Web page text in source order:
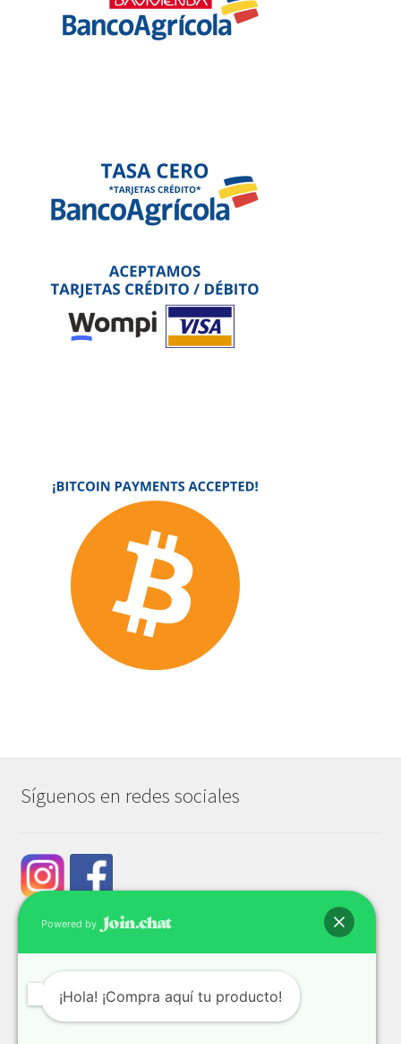
Síguenos en redes sociales
© Tech & Go 2026
Privacidad y seguridad
Construido con WooCommerce
Powered by
¡Hola! ¡Compra aquí tu producto!